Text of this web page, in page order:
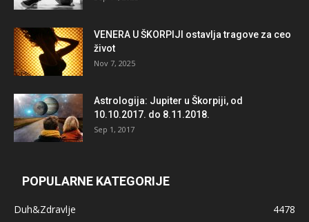
VENERA U ŠKORPIJI ostavlja tragove za ceo
život
Nov 7, 2025
Astrologija: Jupiter u Škorpiji, od
10.10.2017. do 8.11.2018.
Sep 1, 2017
POPULARNE KATEGORIJE
Duh&Zdravlje
4478